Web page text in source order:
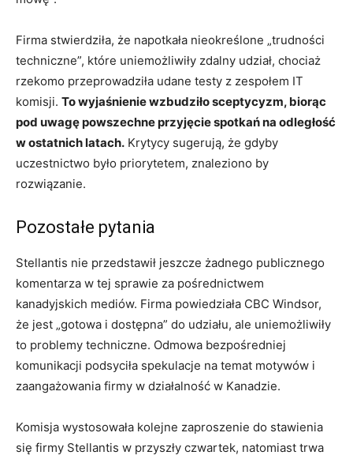
Firma stwierdziła, że ​​napotkała nieokreślone „trudności
techniczne”, które uniemożliwiły zdalny udział, chociaż
rzekomo przeprowadziła udane testy z zespołem IT
komisji. To wyjaśnienie wzbudziło sceptycyzm, biorąc
pod uwagę powszechne przyjęcie spotkań na odległość
w ostatnich latach. Krytycy sugerują, że gdyby
uczestnictwo było priorytetem, znaleziono by
rozwiązanie.
Pozostałe pytania
Stellantis nie przedstawił jeszcze żadnego publicznego
komentarza w tej sprawie za pośrednictwem
kanadyjskich mediów. Firma powiedziała CBC Windsor,
że jest „gotowa i dostępna” do udziału, ale uniemożliwiły
to problemy techniczne. Odmowa bezpośredniej
komunikacji podsyciła spekulacje na temat motywów i
zaangażowania firmy w działalność w Kanadzie.
Komisja wystosowała kolejne zaproszenie do stawienia
się firmy Stellantis w przyszły czwartek, natomiast trwa